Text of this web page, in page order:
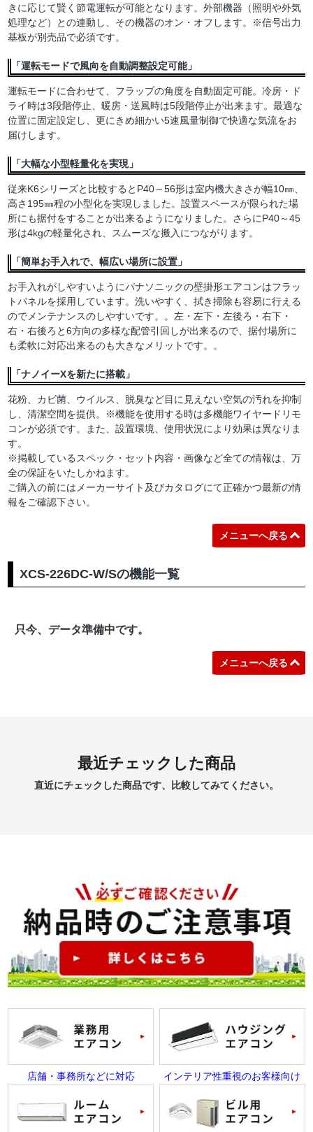
きに応じて賢く節電運転が可能となります。外部機器（照明や外気
処理など）との連動し、その機器のオン・オフします。※信号出力
基板が別売品で必須です。
「運転モードで風向を自動調整設定可能」
運転モードに合わせて、フラップの角度を自動固定可能。冷房・ド
ライ時は3段階停止、暖房・送風時は5段階停止が出来ます。最適な
位置に固定設定し、更にきめ細かい5速風量制御で快適な気流をお
届けします。
「大幅な小型軽量化を実現」
従来K6シリーズと比較するとP40～56形は室内機大きさが幅10㎜、
高さ195㎜程の小型化を実現しました。設置スペースが限られた場
所にも据付をすることが出来るようになりました。さらにP40～45
形は4kgの軽量化され、スムーズな搬入につながります。
「簡単お手入れで、幅広い場所に設置」
お手入れがしやすいようにパナソニックの壁掛形エアコンはフラッ
トパネルを採用しています。洗いやすく、拭き掃除も容易に行える
のでメンテナンスのしやすいです。。左・左下・左後ろ・右下・
右・右後ろと6方向の多様な配管引回しが出来るので、据付場所に
も柔軟に対応出来るのも大きなメリットです。。
「ナノイーXを新たに搭載」
花粉、カビ菌、ウイルス、脱臭など目に見えない空気の汚れを抑制
し、清潔空間を提供。※機能を使用する時は多機能ワイヤードリモ
コンが必須です。また、設置環境、使用状況により効果は異なりま
す。
※掲載しているスペック・セット内容・画像など全ての情報は、万
全の保証をいたしかねます。
ご購入の前にはメーカーサイト及びカタログにて正確かつ最新の情
報をご確認下さい。
メニューへ戻る
XCS-226DC-W/Sの機能一覧
只今、データ準備中です。
メニューへ戻る
最近チェックした商品
直近にチェックした商品です、比較してみてください。
店舗・事務所などに対応 インテリア性重視のお客様向け